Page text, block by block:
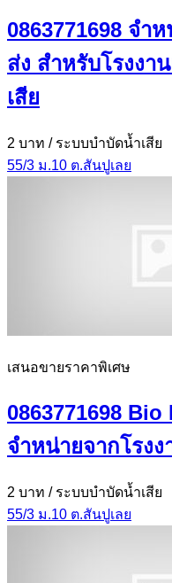
0863771698 จำ
ส่ง สำหรับโรงงา
เสีย
2 บาท / ระบบบำบัดน้ำเสีย
55/3 ม.10 ต.สันปูเลย
เสนอขายราคาพิเศษ
0863771698 Bio
จำหน่ายจากโรง
2 บาท / ระบบบำบัดน้ำเสีย
55/3 ม.10 ต.สันปูเลย